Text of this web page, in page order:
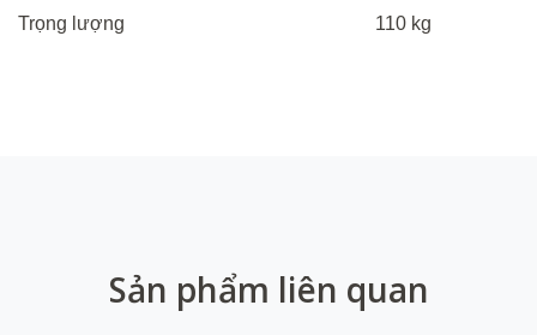
Trọng lượng 110 kg
Sản phẩm liên quan